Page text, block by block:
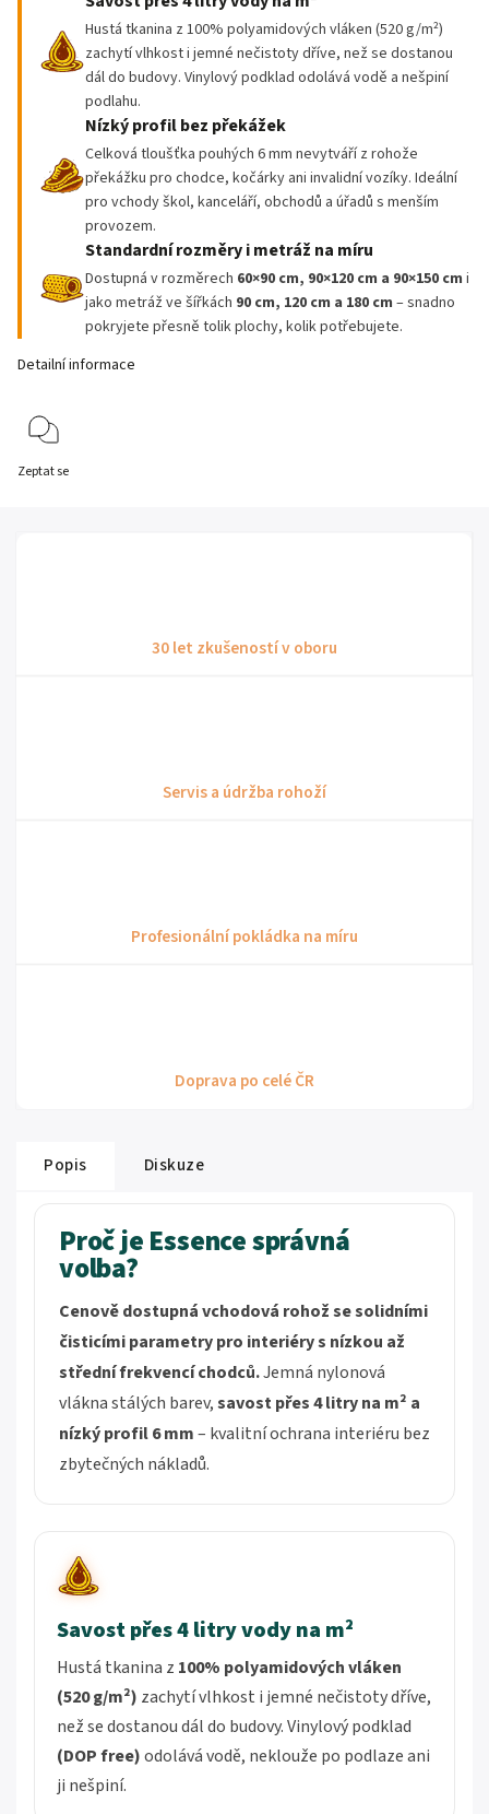
Hustá tkanina z 100% polyamidových vláken (520 g/m²)
zachytí vlhkost i jemné nečistoty dříve, než se dostanou
dál do budovy. Vinylový podklad odolává vodě a nešpiní
podlahu.
Nízký profil bez překážek
Celková tloušťka pouhých 6 mm nevytváří z rohože
překážku pro chodce, kočárky ani invalidní vozíky. Ideální
pro vchody škol, kanceláří, obchodů a úřadů s menším
provozem.
Standardní rozměry i metráž na míru
Dostupná v rozměrech 60×90 cm, 90×120 cm a 90×150 cm i
jako metráž ve šířkách 90 cm, 120 cm a 180 cm – snadno
pokryjete přesně tolik plochy, kolik potřebujete.
Detailní informace
Zeptat se
30 let zkušeností v oboru
Servis a údržba rohoží
Profesionální pokládka na míru
Doprava po celé ČR
Popis Diskuze
Proč je Essence správná
volba?
Cenově dostupná vchodová rohož se solidními
čisticími parametry pro interiéry s nízkou až
střední frekvencí chodců.Jemná nylonová
vlákna stálých barev,savost přes 4 litry na m² a
nízký profil 6 mm– kvalitní ochrana interiéru bez
zbytečných nákladů.
Savost přes 4 litry vody na m²
Hustá tkanina z 100% polyamidových vláken
(520 g/m²) zachytí vlhkost i jemné nečistoty dříve,
než se dostanou dál do budovy. Vinylový podklad
(DOP free)odolává vodě, neklouže po podlaze ani
ji nešpiní.